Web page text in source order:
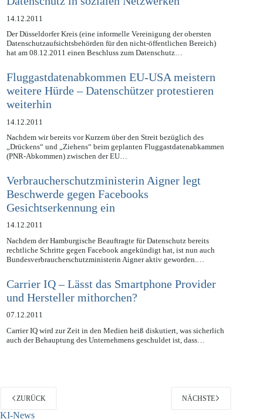
Datenschutz in sozialen Netzwerken
14.12.2011
Der Düsseldorfer Kreis (eine informelle Vereinigung der obersten
Datenschutzaufsichtsbehörden für den nicht-öffentlichen Bereich)
Fluggastdatenabkommen EU-USA meistern
weitere Hürde – Datenschützer protestieren
weiterhin
14.12.2011
Nachdem wir bereits vor Kurzem über den Streit bezüglich des
„Drückens“ und „Ziehens“ beim geplanten Fluggastdatenabkammen
Verbraucherschutzministerin Aigner legt
Beschwerde gegen Facebooks
Gesichtserkennung ein
14.12.2011
Nachdem der Hamburgische Beauftragte für Datenschutz bereits
rechtliche Schritte gegen Facebook angekündigt hat, ist nun auch
Carrier IQ – Lässt das Smartphone Provider
und Hersteller mithorchen?
07.12.2011
Carrier IQ wird zur Zeit in den Medien heiß diskutiert, was sicherlich
ZURÜCK